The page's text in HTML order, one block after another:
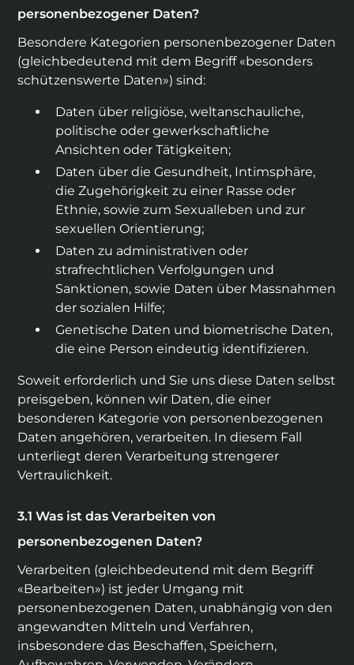
personenbezogener Daten?
Besondere Kategorien personenbezogener Daten
(gleichbedeutend mit dem Begriff «besonders
schützenswerte Daten») sind:
Daten über religiöse, weltanschauliche,
politische oder gewerkschaftliche
Ansichten oder Tätigkeiten;
Daten über die Gesundheit, Intimsphäre,
die Zugehörigkeit zu einer Rasse oder
Ethnie, sowie zum Sexualleben und zur
sexuellen Orientierung;
Daten zu administrativen oder
strafrechtlichen Verfolgungen und
Sanktionen, sowie Daten über Massnahmen
der sozialen Hilfe;
Genetische Daten und biometrische Daten,
die eine Person eindeutig identifizieren.
Soweit erforderlich und Sie uns diese Daten selbst
preisgeben, können wir Daten, die einer
besonderen Kategorie von personenbezogenen
Daten angehören, verarbeiten. In diesem Fall
unterliegt deren Verarbeitung strengerer
Vertraulichkeit.
Was ist das Verarbeiten von
personenbezogenen Daten?
Verarbeiten (gleichbedeutend mit dem Begriff
«Bearbeiten») ist jeder Umgang mit
personenbezogenen Daten, unabhängig von den
angewandten Mitteln und Verfahren,
insbesondere das Beschaffen, Speichern,